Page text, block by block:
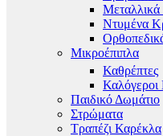
Μεταλλικά
Ντυμένα
Μικροέπιπλα
Καθρέπτες
Καλόγεροι
Παιδικό Δωμάτιο
Στρώματα
Τραπέζι Καρέκλα